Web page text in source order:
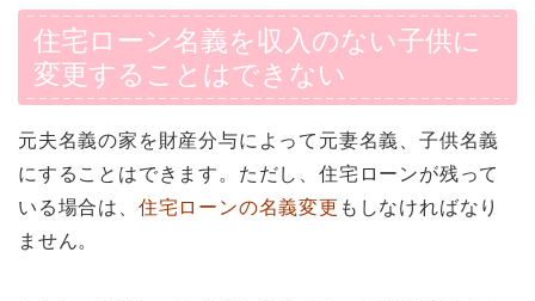
住宅ローン名義を収入のない子供に
変更することはできない
元夫名義の家を財産分与によって元妻名義、子供名義
にすることはできます。ただし、住宅ローンが残って
いる場合は、 住宅ローンの名義変更 もしなければなり
ません。